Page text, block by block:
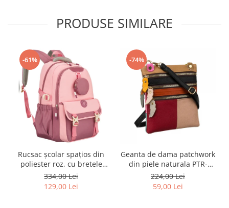
PRODUSE SIMILARE
-61%
Rucsac școlar spațios din
poliester roz, cu bretele
reglabile - Peterson PTR-
PTN 8610-1327 PINK
334,00 Lei
129,00 Lei
-74%
Geanta de dama patchwork
din piele naturala PTR-
1718-SKL-6922 MULTI
224,00 Lei
59,00 Lei